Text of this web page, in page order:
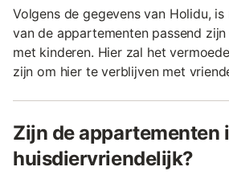
Volgens de gegevens van Holidu, is
van de appartementen passend
met kinderen. Hier zal het
zijn om hier te verblijven met
Zijn de appartementen
huisdiervriendelijk?